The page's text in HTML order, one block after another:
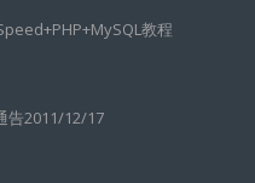
教程
告2011/12/17